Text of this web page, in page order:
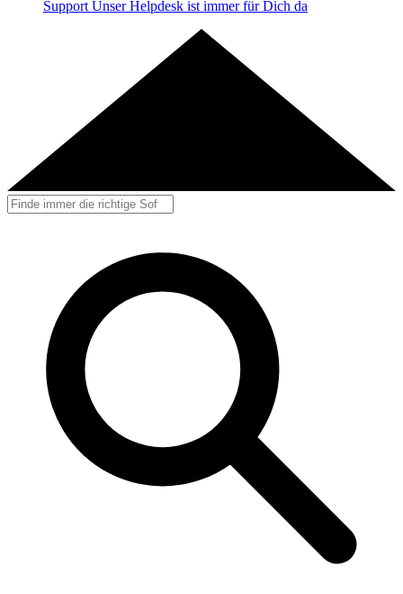
Support Unser Helpdesk ist immer für Dich da